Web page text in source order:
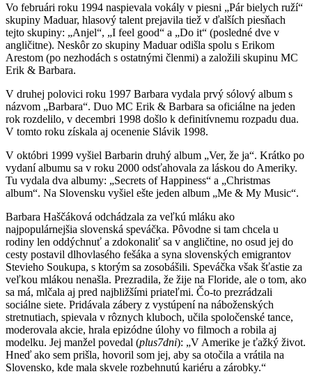
Vo februári roku 1994 naspievala vokály v piesni „Pár bielych ruží“
skupiny Maduar, hlasový talent prejavila tiež v ďalších piesňach
tejto skupiny: „Anjel“, „I feel good“ a „Do it“ (posledné dve v
angličitne). Neskôr zo skupiny Maduar odišla spolu s Erikom
Arestom (po nezhodách s ostatnými členmi) a založili skupinu MC
Erik & Barbara.
V druhej polovici roku 1997 Barbara vydala prvý sólový album s
názvom „Barbara“. Duo MC Erik & Barbara sa oficiálne na jeden
rok rozdelilo, v decembri 1998 došlo k definitívnemu rozpadu dua.
V tomto roku získala aj ocenenie Slávik 1998.
V októbri 1999 vyšiel Barbarin druhý album „Ver, že ja“. Krátko po
vydaní albumu sa v roku 2000 odsťahovala za láskou do Ameriky.
Tu vydala dva albumy: „Secrets of Happiness“ a „Christmas
album“. Na Slovensku vyšiel ešte jeden album „Me & My Music“.
Barbara Haščáková odchádzala za veľkú mláku ako
najpopulárnejšia slovenská speváčka. Pôvodne si tam chcela u
rodiny len oddýchnuť a zdokonaliť sa v angličtine, no osud jej do
cesty postavil dlhovlasého fešáka a syna slovenských emigrantov
Stevieho Soukupa, s ktorým sa zosobášili. Speváčka však šťastie za
veľkou mlákou nenašla. Prezradila, že žije na Floride, ale o tom, ako
sa má, mlčala aj pred najbližšími priateľmi. Čo-to prezrádzali
sociálne siete. Pridávala zábery z vystúpení na náboženských
stretnutiach, spievala v rôznych kluboch, učila spoločenské tance,
moderovala akcie, hrala epizódne úlohy vo filmoch a robila aj
modelku. Jej manžel povedal (plus7dni): „V Amerike je ťažký život.
Hneď ako sem prišla, hovoril som jej, aby sa otočila a vrátila na
Slovensko, kde mala skvele rozbehnutú kariéru a zárobky.“